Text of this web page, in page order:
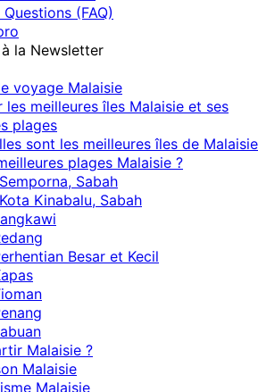
(FAQ)
à la Newsletter
voyage Malaisie
les meilleures îles Malaisie et ses
plages
sont les meilleures îles de
plages Malaisie ?
Sabah
Kinabalu, Sabah
Besar et Kecil
Malaisie ?
Malaisie
Malaisie